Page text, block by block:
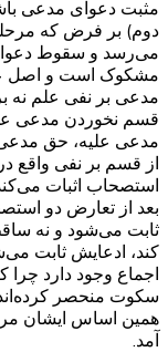
مثبت دعوای مدعی
دوم) بر فرض که
می‌رسد و سقوط
مشکوک است و اصل
مدعی بر نفی علم نه
قسم نخوردن مدعی
مدعی علیه، حق مدعی
از قسم بر نفی
استصحاب اثبات
بعد از تعارض دو
ثابت می‌شود و نه
کند، ادعایش ثابت
اجماع وجود دارد چرا
سکوت منحصر کرده‌اند
همین اساس ایشان
آمد.